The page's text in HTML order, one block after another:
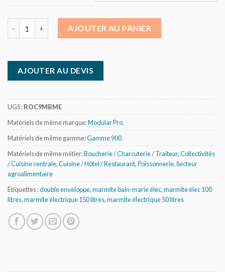
AJOUTER AU PANIER
AJOUTER AU DEVIS
UGS :ROC9MBME
Matériels de même marque:Modular Pro.
Matériels de même gamme:Gamme 900
Matériels de même métier:Boucherie / Charcuterie / Traiteur,Collectivités
/ Cuisine centrale,Cuisine / Hôtel / Restaurant,Poissonnerie,Secteur
agroalimentaire
Étiquettes :double enveloppe,marmite bain-marie élec,marmite élec 100
litres,marmite électrique 150 litres,marmite électrique 50 litres